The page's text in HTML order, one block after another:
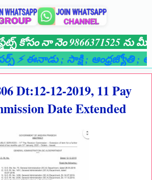
కోసం నా నెం 9866371525 ను మీ
⚡ ఈనాడు; సాక్షి; ఆంధ్రజ్యోతి;
Dt:12-12-2019, 11 Pay
Date Extended